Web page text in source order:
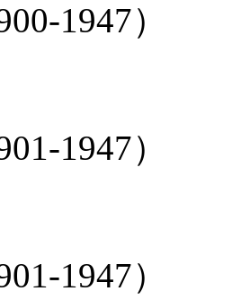
1947）
1947）
1947）